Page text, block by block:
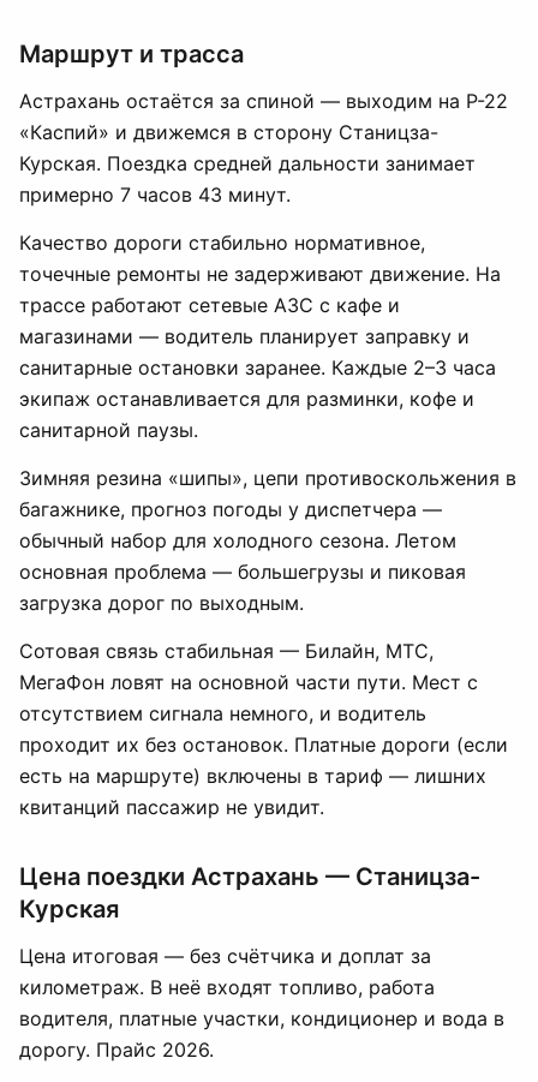
Маршрут и трасса
Астрахань остаётся за спиной — выходим на Р-22
«Каспий» и движемся в сторону Станицза-
Курская. Поездка средней дальности занимает
примерно 7 часов 43 минут.
Качество дороги стабильно нормативное,
точечные ремонты не задерживают движение. На
трассе работают сетевые АЗС с кафе и
магазинами — водитель планирует заправку и
санитарные остановки заранее. Каждые 2–3 часа
экипаж останавливается для разминки, кофе и
санитарной паузы.
Зимняя резина «шипы», цепи противоскольжения в
багажнике, прогноз погоды у диспетчера —
обычный набор для холодного сезона. Летом
основная проблема — большегрузы и пиковая
загрузка дорог по выходным.
Сотовая связь стабильная — Билайн, МТС,
МегаФон ловят на основной части пути. Мест с
отсутствием сигнала немного, и водитель
проходит их без остановок. Платные дороги (если
есть на маршруте) включены в тариф — лишних
квитанций пассажир не увидит.
Цена поездки Астрахань — Станицза-
Курская
Цена итоговая — без счётчика и доплат за
километраж. В неё входят топливо, работа
водителя, платные участки, кондиционер и вода в
дорогу. Прайс 2026.